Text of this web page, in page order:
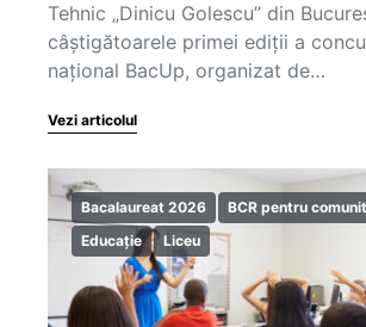
Tehnic „Dinicu Golescu” din
câștigătoarele primei ediții a
național BacUp, organizat de…
Vezi articolul
Bacalaureat 2026
BCR pentru
Educație
Liceu